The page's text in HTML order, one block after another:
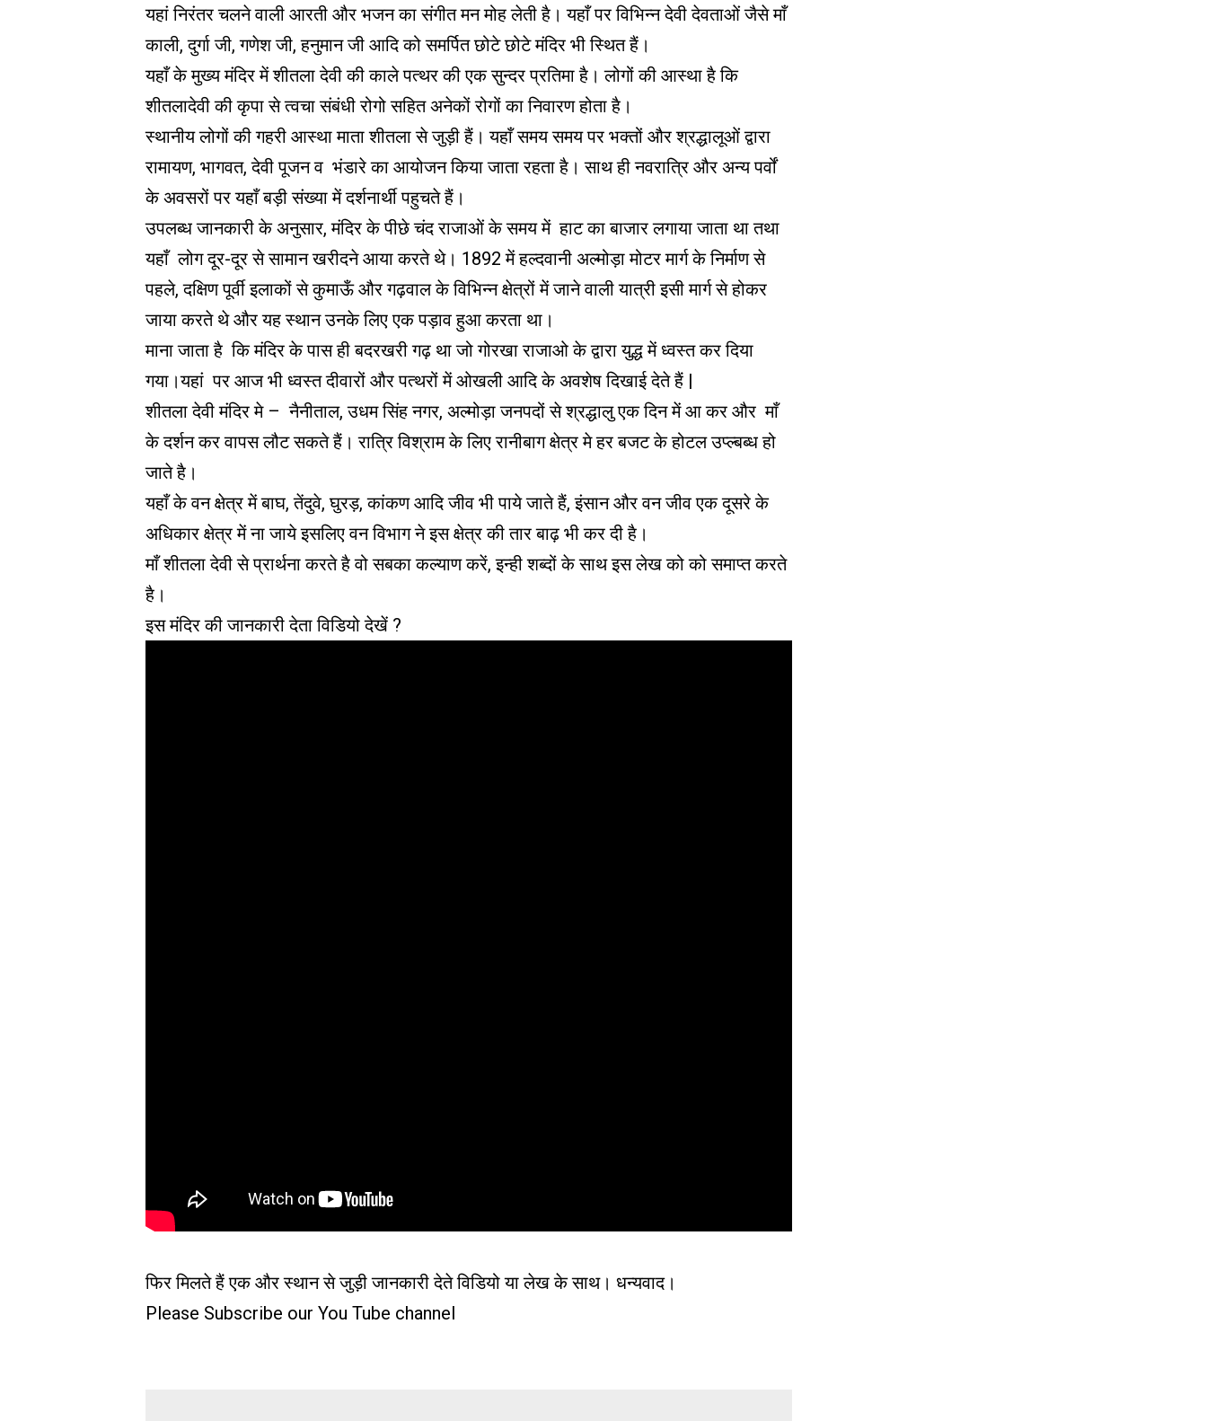
यहां निरंतर चलने वाली आरती और भजन का संगीत मन मोह लेती है। यहाँ पर विभिन्न देवी देवताओं जैसे माँ
काली, दुर्गा जी, गणेश जी, हनुमान जी आदि को समर्पित छोटे छोटे मंदिर भी स्थित हैं।
यहाँ के मुख्य मंदिर में शीतला देवी की काले पत्थर की एक सुन्दर प्रतिमा है। लोगों की आस्था है कि
शीतलादेवी की कृपा से त्वचा संबंधी रोगो सहित अनेकों रोगों का निवारण होता है।
स्थानीय लोगों की गहरी आस्था माता शीतला से जुड़ी हैं। यहाँ समय समय पर भक्तों और श्रद्धालूओं द्वारा
रामायण, भागवत, देवी पूजन व भंडारे का आयोजन किया जाता रहता है। साथ ही नवरात्रि और अन्य पर्वों
के अवसरों पर यहाँ बड़ी संख्या में दर्शनार्थी पहुचते हैं।
उपलब्ध जानकारी के अनुसार, मंदिर के पीछे चंद राजाओं के समय में हाट का बाजार लगाया जाता था तथा
यहाँ लोग दूर-दूर से सामान खरीदने आया करते थे। 1892 में हल्दवानी अल्मोड़ा मोटर मार्ग के निर्माण से
पहले, दक्षिण पूर्वी इलाकों से कुमाऊँ और गढ़वाल के विभिन्न क्षेत्रों में जाने वाली यात्री इसी मार्ग से होकर
जाया करते थे और यह स्थान उनके लिए एक पड़ाव हुआ करता था।
माना जाता है कि मंदिर के पास ही बदरखरी गढ़ था जो गोरखा राजाओ के द्वारा युद्ध में ध्वस्त कर दिया
गया।यहां पर आज भी ध्वस्त दीवारों और पत्थरों में ओखली आदि के अवशेष दिखाई देते हैं |
शीतला देवी मंदिर मे – नैनीताल, उधम सिंह नगर, अल्मोड़ा जनपदों से श्रद्धालु एक दिन में आ कर और माँ
के दर्शन कर वापस लौट सकते हैं। रात्रि विश्राम के लिए रानीबाग क्षेत्र मे हर बजट के होटल उप्ल्बब्ध हो
जाते है।
यहाँ के वन क्षेत्र में बाघ, तेंदुवे, घुरड़, कांकण आदि जीव भी पाये जाते हैं, इंसान और वन जीव एक दूसरे के
अधिकार क्षेत्र में ना जाये इसलिए वन विभाग ने इस क्षेत्र की तार बाढ़ भी कर दी है।
माँ शीतला देवी से प्रार्थना करते है वो सबका कल्याण करें, इन्ही शब्दों के साथ इस लेख को को समाप्त करते
है।
इस मंदिर की जानकारी देता विडियो देखें ?
फिर मिलते हैं एक और स्थान से जुड़ी जानकारी देते विडियो या लेख के साथ। धन्यवाद।
Please Subscribe ourYouTube channel